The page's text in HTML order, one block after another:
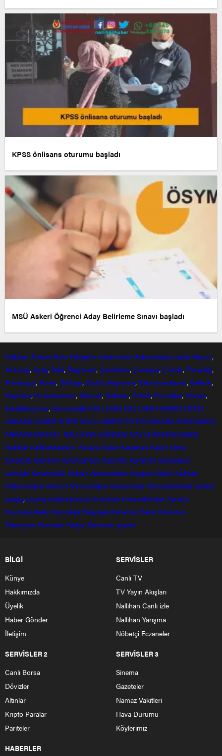
KPSS önlisans oturumu başladı
MSÜ Askeri Öğrenci Aday Belirleme Sınavı başladı
Nallıhan Ankara Bolu Eskişehir haber sitesi Ankarahabersitesi Akyurt,
Altındağ,Ayaş, Balâ, Beypazarı, Çamlıdere, Çankaya, Çubuk, Elmadağ,
Etimesgut, Evren,Gölbaşı,Güdül, Haymana, Kahramankazan, Kalecik,
Keçiören, Kızılcahamam, Mamak, Nallıhan, Polatlı, Pursaklar,Sincan,
Şereflikoçhisar,Yenimahalle NALLIHAN NALLIHAN HABER SİTESİ
ANKARA HABER SİTESİ BOLU HABER SİTESİ ANKARA SONDAKİKA
ANKARA MASASI NALLIHAN GÜNDEM NALLIHANHASHABER
Nallihan nallihanhasber Ankara Haber Karaman Haber sitesi
Karaman Gündem Karamandan Haberler Karaman Sondakika
Larende Karaman24 Ankara Ankarahaber Beyparı Haber Nallıhan
Nalıhanhaber Memur Memurhaber Kamuhaber Kamudanhaber imaret
asayiş, uyanış haberkaraman Ermenek Ermenekhaber Ayrancı
Kazımkarabekir Sarıveliler Başyayla Karaman Basın Karaman
Televizyon Karaman Radyo Karaman gazete
BİLGİ
Künye
Hakkımızda
Üyelik
Haber Gönder
İletişim
SERVİSLER
Canlı TV
TV Yayın Akışları
Nallıhan Canlı izle
Nallıhan Yarışma
Nöbetçi Eczaneler
SERVİSLER 2
Canlı Borsa
Dövizler
Altınlar
Kripto Paralar
Pariteler
SERVİSLER 3
Sinema
Gazeteler
Namaz Vakitleri
Hava Durumu
Köylerimiz
HABERLER